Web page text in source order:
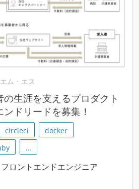
ム・エス
生涯を支えるプロダクト
ドリードを募集！
circleci
docker
…
フロントエンドエンジニア